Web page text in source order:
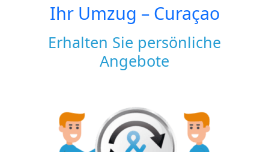
Ihr Umzug – Curaçao
Erhalten Sie persönliche
Angebote